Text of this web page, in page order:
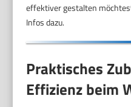
effektiver gestalten
Infos dazu.
Praktisches
Effizienz beim